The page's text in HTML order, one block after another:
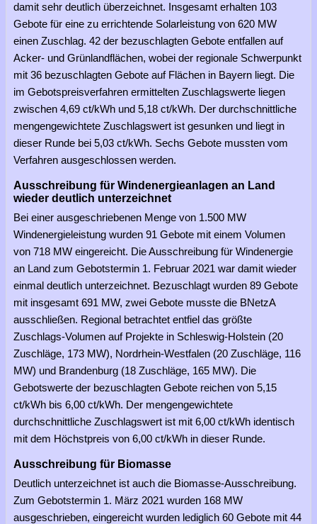
damit sehr deutlich überzeichnet. Insgesamt erhalten 103
Gebote für eine zu errichtende Solarleistung von 620 MW
einen Zuschlag. 42 der bezuschlagten Gebote entfallen auf
Acker- und Grünlandflächen, wobei der regionale Schwerpunkt
mit 36 bezuschlagten Gebote auf Flächen in Bayern liegt. Die
im Gebotspreisverfahren ermittelten Zuschlagswerte liegen
zwischen 4,69 ct/kWh und 5,18 ct/kWh. Der durchschnittliche
mengengewichtete Zuschlagswert ist gesunken und liegt in
dieser Runde bei 5,03 ct/kWh. Sechs Gebote mussten vom
Verfahren ausgeschlossen werden.
Ausschreibung für Windenergieanlagen an Land
wieder deutlich unterzeichnet
Bei einer ausgeschriebenen Menge von 1.500 MW
Windenergieleistung wurden 91 Gebote mit einem Volumen
von 718 MW eingereicht. Die Ausschreibung für Windenergie
an Land zum Gebotstermin 1. Februar 2021 war damit wieder
einmal deutlich unterzeichnet. Bezuschlagt wurden 89 Gebote
mit insgesamt 691 MW, zwei Gebote musste die BNetzA
ausschließen. Regional betrachtet entfiel das größte
Zuschlags-Volumen auf Projekte in Schleswig-Holstein (20
Zuschläge, 173 MW), Nordrhein-Westfalen (20 Zuschläge, 116
MW) und Brandenburg (18 Zuschläge, 165 MW). Die
Gebotswerte der bezuschlagten Gebote reichen von 5,15
ct/kWh bis 6,00 ct/kWh. Der mengengewichtete
durchschnittliche Zuschlagswert ist mit 6,00 ct/kWh identisch
mit dem Höchstpreis von 6,00 ct/kWh in dieser Runde.
Ausschreibung für Biomasse
Deutlich unterzeichnet ist auch die Biomasse-Ausschreibung.
Zum Gebotstermin 1. März 2021 wurden 168 MW
ausgeschrieben, eingereicht wurden lediglich 60 Gebote mit 44